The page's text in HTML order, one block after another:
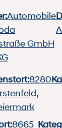
Automobile
GmbH
8280
8665